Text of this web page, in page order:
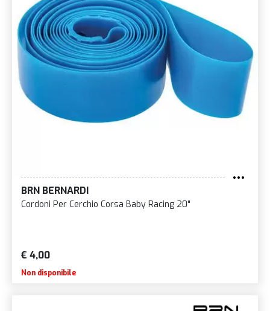
BRN BERNARDI
Cordoni Per Cerchio Corsa Baby Racing 20"
€ 4,00
Non disponibile